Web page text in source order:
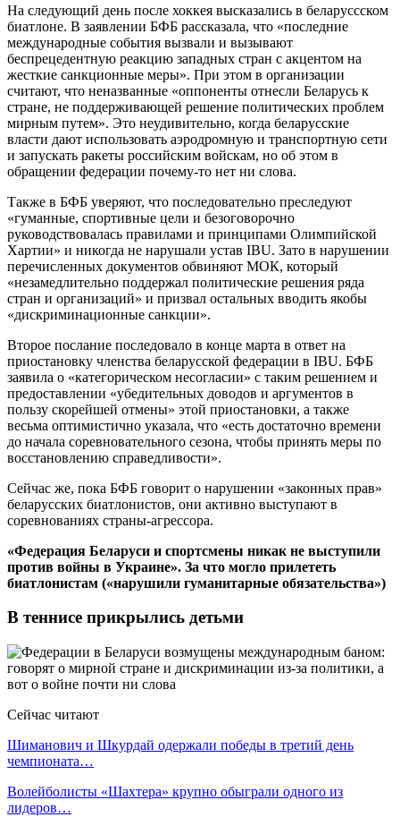
На следующий день после хоккея высказались в беларуссском
биатлоне. В заявлении БФБ рассказала, что «последние
международные события вызвали и вызывают
беспрецедентную реакцию западных стран с акцентом на
жесткие санкционные меры». При этом в организации
считают, что неназванные «оппоненты отнесли Беларусь к
стране, не поддерживающей решение политических проблем
мирным путем». Это неудивительно, когда беларусские
власти дают использовать аэродромную и транспортную сети
и запускать ракеты российским войскам, но об этом в
обращении федерации почему-то нет ни слова.
Также в БФБ уверяют, что последовательно преследуют
«гуманные, спортивные цели и безоговорочно
руководствовалась правилами и принципами Олимпийской
Хартии» и никогда не нарушали устав IBU. Зато в нарушении
перечисленных документов обвиняют МОК, который
«незамедлительно поддержал политические решения ряда
стран и организаций» и призвал остальных вводить якобы
«дискриминационные санкции».
Второе послание последовало в конце марта в ответ на
приостановку членства беларусской федерации в IBU. БФБ
заявила о «категорическом несогласии» с таким решением и
предоставлении «убедительных доводов и аргументов в
пользу скорейшей отмены» этой приостановки, а также
весьма оптимистично указала, что «есть достаточно времени
до начала соревновательного сезона, чтобы принять меры по
восстановлению справедливости».
Сейчас же, пока БФБ говорит о нарушении «законных прав»
беларусских биатлонистов, они активно выступают в
соревнованиях страны-агрессора.
«Федерация Беларуси и спортсмены никак не выступили
против войны в Украине». За что могло прилететь
биатлонистам («нарушили гуманитарные обязательства»)
В теннисе прикрылись детьми
Сейчас читают
Шиманович и Шкурдай одержали победы в третий день
чемпионата…
Волейболисты «Шахтера» крупно обыграли одного из
лидеров…